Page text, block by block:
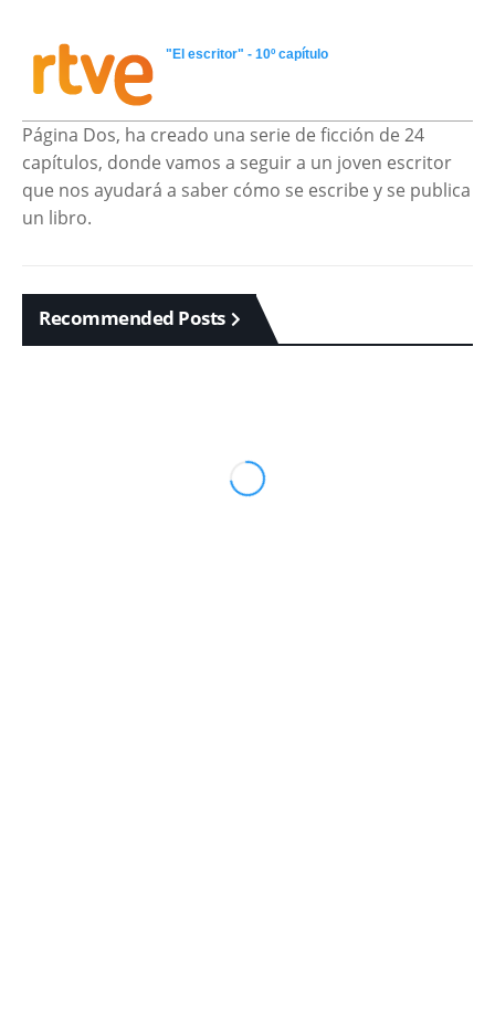
"El escritor" - 10º capítulo
Página Dos, ha creado una serie de ficción de 24
capítulos, donde vamos a seguir a un joven escritor
que nos ayudará a saber cómo se escribe y se publica
un libro.
Recommended Posts